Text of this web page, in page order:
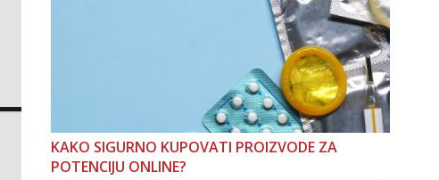
KAKO SIGURNO KUPOVATI PROIZVODE ZA
POTENCIJU ONLINE?